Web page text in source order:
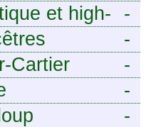
ce que
sur ma
osé
-
et high-
IT.
-
-
Cartier
-
-